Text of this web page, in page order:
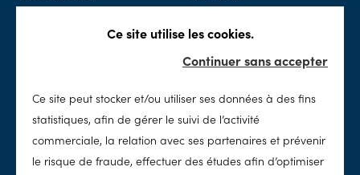
Sécurité
Accessoires & loisirs
Entretien
Nettoyage
Chimie
SolidPool
Notre concept
Ce site utilise les cookies.
Continuer sans accepter
Ce site peut stocker et/ou utiliser ses données à des fins
statistiques, afin de gérer le suivi de l’activité
commerciale, la relation avec ses partenaires et prévenir
le risque de fraude, effectuer des études afin d’optimiser